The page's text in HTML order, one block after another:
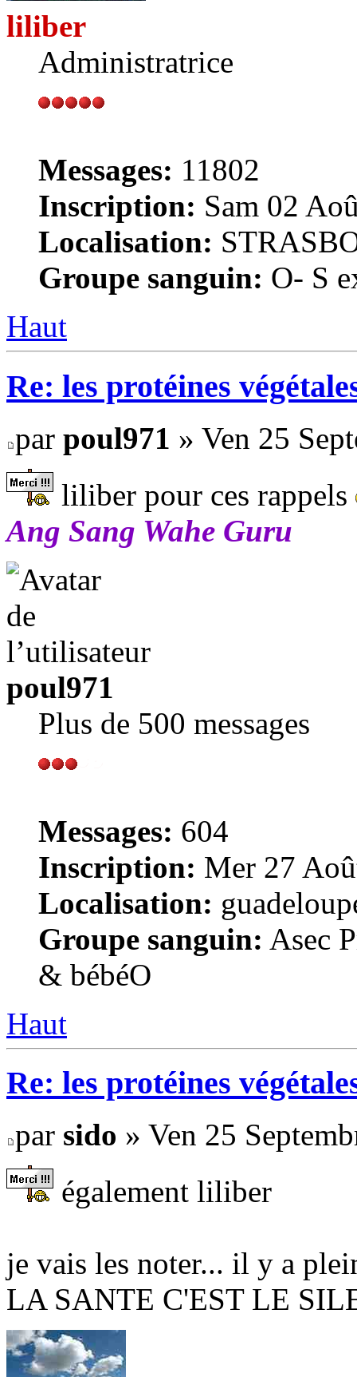
liliber
Administratrice
Messages: 11802
Inscription: Sam 02
Localisation:
Groupe sanguin: O- S
Haut
Re: les protéines
par poul971 » Ven 25
liliber pour ces rappels
Ang Sang Wahe Guru
poul971
Plus de 500 messages
Messages: 604
Inscription: Mer 27
Localisation:
Groupe sanguin: Asec
& bébéO
Haut
Re: les protéines
par sido » Ven 25
également liliber
je vais les noter... il y a
LA SANTE C'EST LE